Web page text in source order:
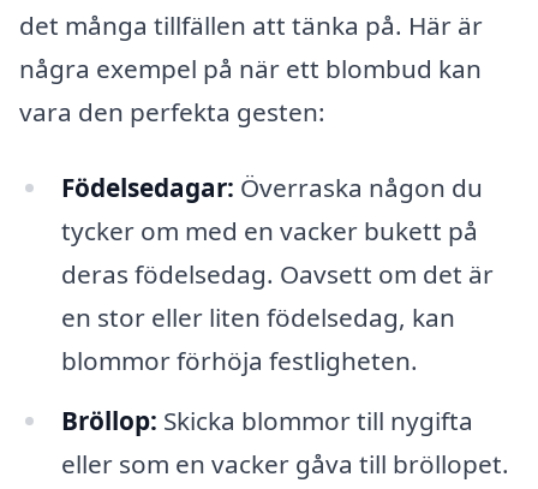
det många tillfällen att tänka på. Här är
några exempel på när ett blombud kan
vara den perfekta gesten:
Födelsedagar: Överraska någon du
tycker om med en vacker bukett på
deras födelsedag. Oavsett om det är
en stor eller liten födelsedag, kan
blommor förhöja festligheten.
Bröllop: Skicka blommor till nygifta
eller som en vacker gåva till bröllopet.